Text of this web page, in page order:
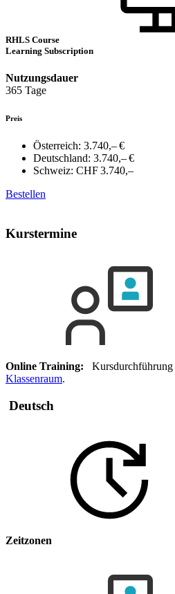
RHLS Course
Learning Subscription
Nutzungsdauer
365 Tage
Preis
Österreich: 3.740,– €
Deutschland: 3.740,– €
Schweiz: CHF 3.740,–
Bestellen
Kurstermine
Online Training: Kursdurchführung
Klassenraum.
Deutsch
Zeitzonen